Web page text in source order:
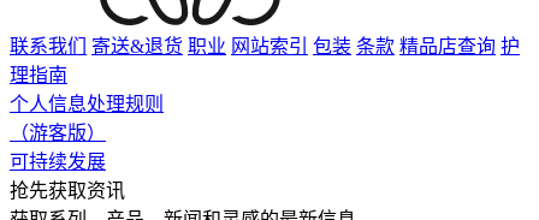
联系我们 寄送&退货 职业 网站索引 包装 条款 精品店查询 护
理指南
个人信息处理规则
（游客版）
可持续发展
抢先获取资讯